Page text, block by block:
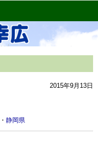
2015年9月13日
・ 静岡県